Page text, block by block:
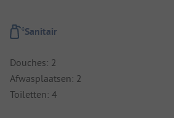
Sanitair
Douches: 2
Afwasplaatsen: 2
Toiletten: 4